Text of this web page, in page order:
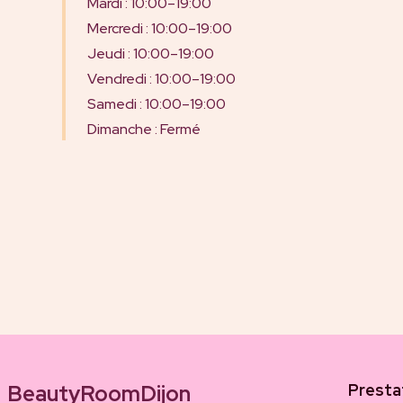
Mercredi : 10:00–19:00
Jeudi : 10:00–19:00
Vendredi : 10:00–19:00
Samedi : 10:00–19:00
Dimanche : Fermé
BeautyRoomDijon